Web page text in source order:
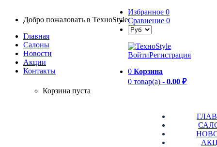
Добро пожаловать в TexноStyle
Главная
Салоны
Новости
Aкции
Контакты
Избранное 0
Сравнение 0
ВойтиРегистрация
0 Корзина
0 товар(а) - 0.00 ₽
Корзина пуста